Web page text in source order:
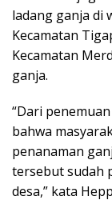
ladang ganja di
Kecamatan
Kecamatan
ganja.
“Dari
bahwa
penanaman
tersebut sudah
desa,” kata